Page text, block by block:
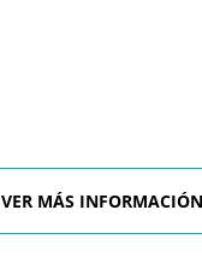
VER MÁS INFORMACIÓN